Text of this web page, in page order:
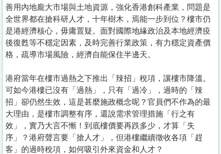
善用內地龐大市場與土地資源，強化香港創科產業，問題是
全世界都在搶科研人才，十年樹木，焉能一步到位？樓市仍
是港經濟核心，毋庸置疑。面對國際地緣政治及本地經濟疫
後復甦等不穩定因素，及時完善行業政策，有力穩定資產價
格，疏導市場風險，經濟自能保住半邊天。
港府當年在樓市過熱之下推出「辣招」稅項，讓樓市降溫。
可如今港樓已沒有「過熱」，只有「過冷」，過時的「辣
招」卻仍然生效，這是甚麼施政概念呢？官員們不作為的最
大理由，是樓市調整有序，還說需求管理措施「行之有
效」，實乃大言不慚！到底樓價要再跌多少，才算「失
序」？港府聲言要「搶人才」，但港樓繼續徵收各項「趕
客」的過時稅項，如何吸引外來資金和人才？